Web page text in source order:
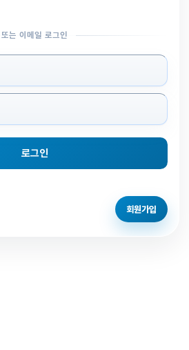
또는 이메일 로그인
로그인
회원가입